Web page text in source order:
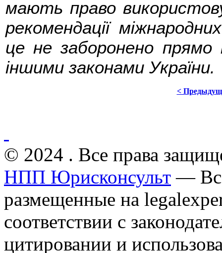
мають право
рекомендації
це не заборонено
іншими законами України.
<
© 2024 . Все права
НПП Юрисконсульт —
размещенные на
соответствии с
цитировании и